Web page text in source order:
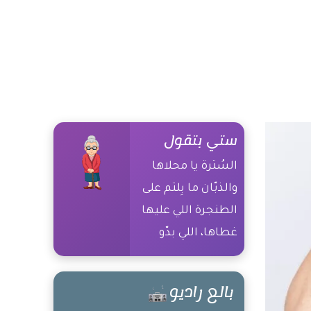
ستي بتقول
السُترة يا محلاها
والذبّان ما بِلتم على
الطنجرة اللي عليها
غطاها، اللي بدّو
التوت بياكلو
عالأرض بيتركو،
بالع راديو